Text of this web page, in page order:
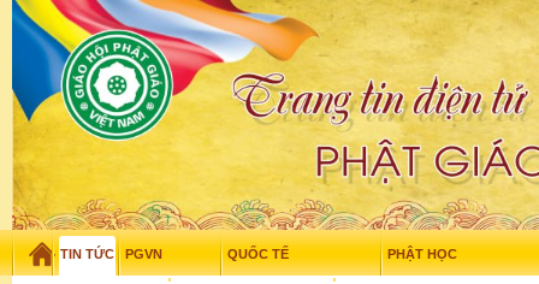
TIN TỨC PGVN QUỐC TẾ PHẬT HỌC